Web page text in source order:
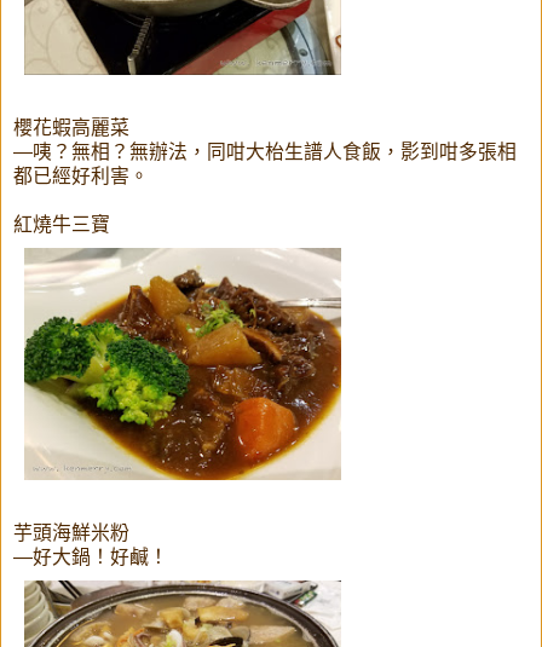
櫻花蝦高麗菜
—咦？無相？無辦法，同咁大枱生譜人食飯，影到咁多張相
都已經好利害。
紅燒牛三寶
芋頭海鮮米粉
—好大鍋！好鹹！